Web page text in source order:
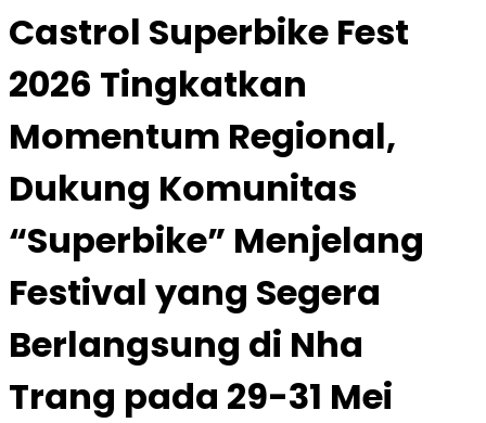
Castrol Superbike Fest
2026 Tingkatkan
Momentum Regional,
Dukung Komunitas
“Superbike” Menjelang
Festival yang Segera
Berlangsung di Nha
Trang pada 29-31 Mei